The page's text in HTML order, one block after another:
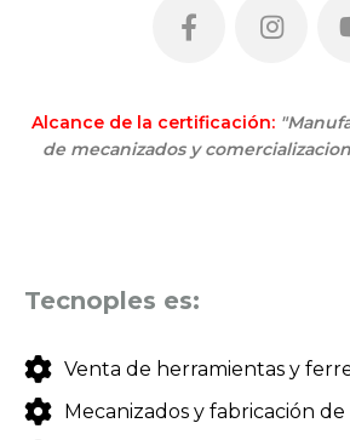
Alcance de la certificación:
de mecanizados y
Tecnoples es:
Venta de herramientas y
Mecanizados y fabricación